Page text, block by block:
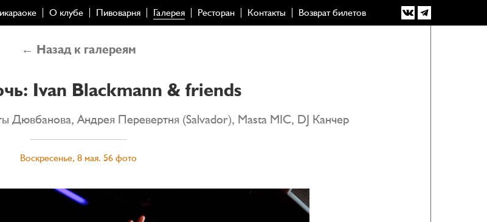
О клубе Пивоварня Галерея Ресторан Контакты Возврат билетов
← Назад к галереям
Ivan Blackmann & friends
Дювбанова, Андрея Перевертня (Salvador), Masta MIC, DJ Канчер
Воскресенье, 8 мая. 56 фото